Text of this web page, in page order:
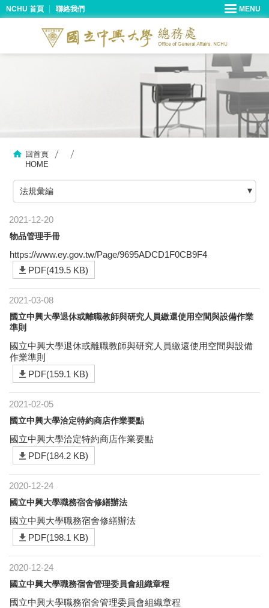
NCHU 首頁 聯絡我們
回首頁
HOME
法規彙編
2021-12-20
物品管理手冊
https://www.ey.gov.tw/Page/9695ADCD1F0CB9F4
PDF(419.5 KB)
2021-03-08
國立中興大學退休或離職教師與研究人員繳還使用空間與設備作業
準則
國立中興大學退休或離職教師與研究人員繳還使用空間與設備
作業準則
PDF(159.1 KB)
2021-02-05
國立中興大學洽定特約商店作業要點
國立中興大學洽定特約商店作業要點
PDF(184.2 KB)
2020-12-24
國立中興大學職務宿舍修繕辦法
國立中興大學職務宿舍修繕辦法
PDF(198.1 KB)
2020-12-24
國立中興大學職務宿舍管理委員會組織章程
國立中興大學職務宿舍管理委員會組織章程